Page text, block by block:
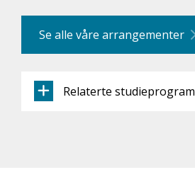
Se alle våre arrangementer
Relaterte studieprogram